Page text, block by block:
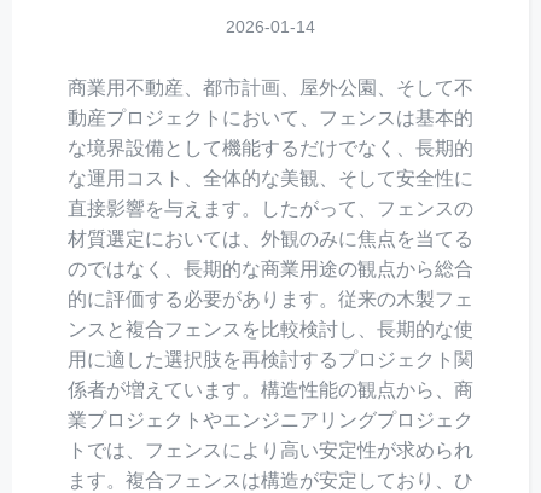
2026-01-14
商業用不動産、都市計画、屋外公園、そして不
動産プロジェクトにおいて、フェンスは基本的
な境界設備として機能するだけでなく、長期的
な運用コスト、全体的な美観、そして安全性に
直接影響を与えます。したがって、フェンスの
材質選定においては、外観のみに焦点を当てる
のではなく、長期的な商業用途の観点から総合
的に評価する必要があります。従来の木製フェ
ンスと複合フェンスを比較検討し、長期的な使
用に適した選択肢を再検討するプロジェクト関
係者が増えています。構造性能の観点から、商
業プロジェクトやエンジニアリングプロジェク
トでは、フェンスにより高い安定性が求められ
ます。複合フェンスは構造が安定しており、ひ